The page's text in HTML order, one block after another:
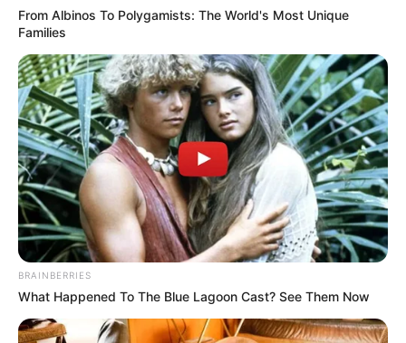
From Albinos To Polygamists: The World's Most Unique
Families
BRAINBERRIES
What Happened To The Blue Lagoon Cast? See Them Now